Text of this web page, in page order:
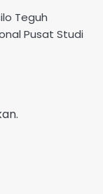
Teguh
Pusat Studi